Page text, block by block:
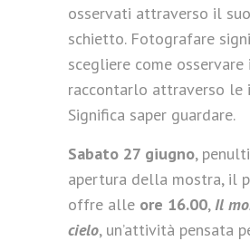
osservati attraverso il
schietto. Fotografare
scegliere come
raccontarlo attraverso le
Significa saper guardare.
Sabato 27 giugno,
apertura della mostra, il
offre alle ore 16.00,Il
cielo, un’attività pensata